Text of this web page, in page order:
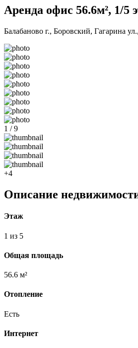
Аренда офис 56.6м², 1/5
Балабаново г., Боровский, Гагарина
1 / 9
+4
Описание
Этаж
1 из 5
Общая площадь
56.6 м²
Отопление
Есть
Интернет